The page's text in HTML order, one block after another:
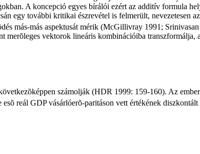
A koncepció egyes bírálói ezért az additív formula
egy további kritikai észrevétel is felmerült, nevezetesen
más-más aspektusát mérik (McGillivray 1991;
merõleges vektorok lineáris kombinációiba
számolják (HDR 1999: 159-160). Az
reál GDP vásárlóerõ-paritáson vett értékének